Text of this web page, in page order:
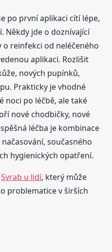
po první aplikaci cítí lépe,
Někdy jde o doznívající
o reinfekci od neléčeného
aplikaci. Rozlišit
nových pupínků,
Prakticky je vhodné
noci po léčbě, ale také
nové chodbičky, nové
léčba je kombinace
současného
hygienických opatření.
Svrab u lidí, který může
problematice v širších